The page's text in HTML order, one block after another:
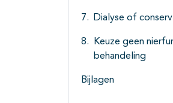
Dialyse of
Keuze geen
behandeling
Bijlagen